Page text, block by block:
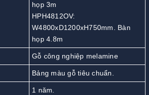
họp 3m
HPH4812OV:
W4800xD1200xH750mm. Bàn
họp 4.8m
Gỗ công nghiệp melamine
Bảng màu gỗ tiêu chuẩn.
1 năm.